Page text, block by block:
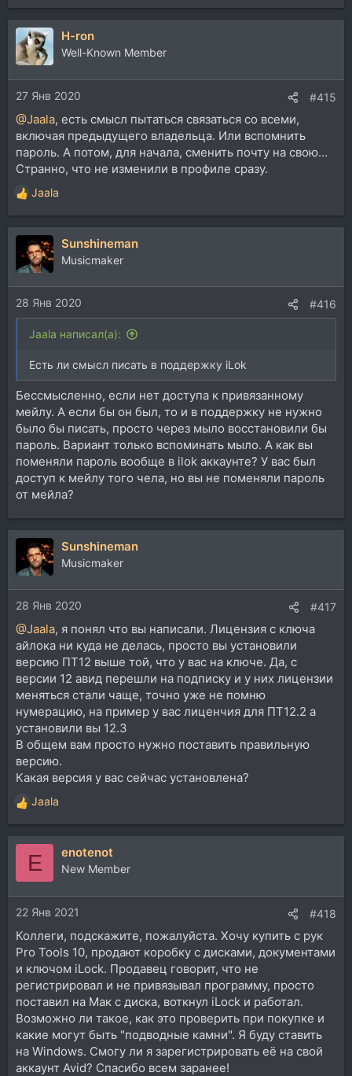
H-ron
Well-Known Member
27 Янв 2020 #415
@Jaala, есть смысл пытаться связаться со всеми,
включая предыдущего владельца. Или вспомнить
пароль. А потом, для начала, сменить почту на свою...
Странно, что не изменили в профиле сразу.
Р
е
а
ц
и
и
:
Jaala
Sunshineman
Musicmaker
28 Янв 2020 #416
Jaala написал(а):
Есть ли смысл писать в поддержку iLok
Бессмысленно, если нет доступа к привязанному
мейлу. А если бы он был, то и в поддержку не нужно
было бы писать, просто через мыло восстановили бы
пароль. Вариант только вспоминать мыло. А как вы
поменяли пароль вообще в ilok аккаунте? У вас был
доступ к мейлу того чела, но вы не поменяли пароль
от мейла?
Sunshineman
Musicmaker
28 Янв 2020 #417
@Jaala, я понял что вы написали. Лицензия с ключа
айлока ни куда не делась, просто вы установили
версию ПТ12 выше той, что у вас на ключе. Да, с
версии 12 авид перешли на подписку и у них лицензии
меняться стали чаще, точно уже не помню
нумерацию, на пример у вас лиценчия для ПТ12.2 а
установили вы 12.3
В общем вам просто нужно поставить правильную
версию.
Какая версия у вас сейчас установлена?
Р
е
а
и
и
:
Jaala
E enotenot
New Member
22 Янв 2021 #418
Коллеги, подскажите, пожалуйста. Хочу купить с рук
Pro Tools 10, продают коробку с дисками, документами
и ключом iLock. Продавец говорит, что не
регистрировал и не привязывал программу, просто
поставил на Мак с диска, воткнул iLock и работал.
Возможно ли такое, как это проверить при покупке и
какие могут быть "подводные камни". Я буду ставить
на Windows. Смогу ли я зарегистрировать её на свой
аккаунт Avid? Спасибо всем заранее!